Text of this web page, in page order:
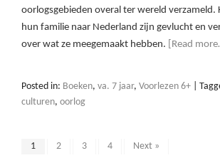
oorlogsgebieden overal ter wereld verzameld.
hun familie naar Nederland zijn gevlucht en
over wat ze meegemaakt hebben.
[Read
Posted in: Boeken, va. 7 jaar, Voorlezen 6+
culturen, oorlog
1 2 3 4 Next »